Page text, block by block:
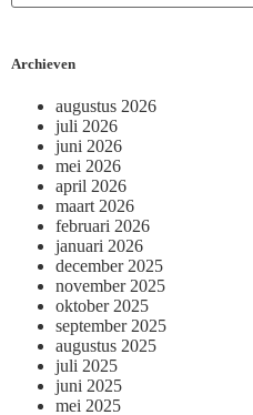
Archieven
augustus 2026
juli 2026
juni 2026
mei 2026
april 2026
maart 2026
februari 2026
januari 2026
december 2025
november 2025
oktober 2025
september 2025
augustus 2025
juli 2025
juni 2025
mei 2025